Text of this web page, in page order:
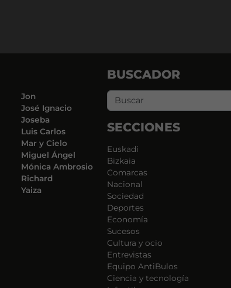
Jon
José Ignacio
Joseba
Luis Carlos
Mar y Cielo
Miguel Ángel
Mónica Ambrosio
Richard
Yaiza
BUSCADOR
SECCIONES
Euskadi
Bizkaia
Comarcas
Nacional
Sociedad
Deportes
Economía
Sucesos
Cultura y ocio
Entrevistas
Equipo AntiBulos
Ciencia y tecnología